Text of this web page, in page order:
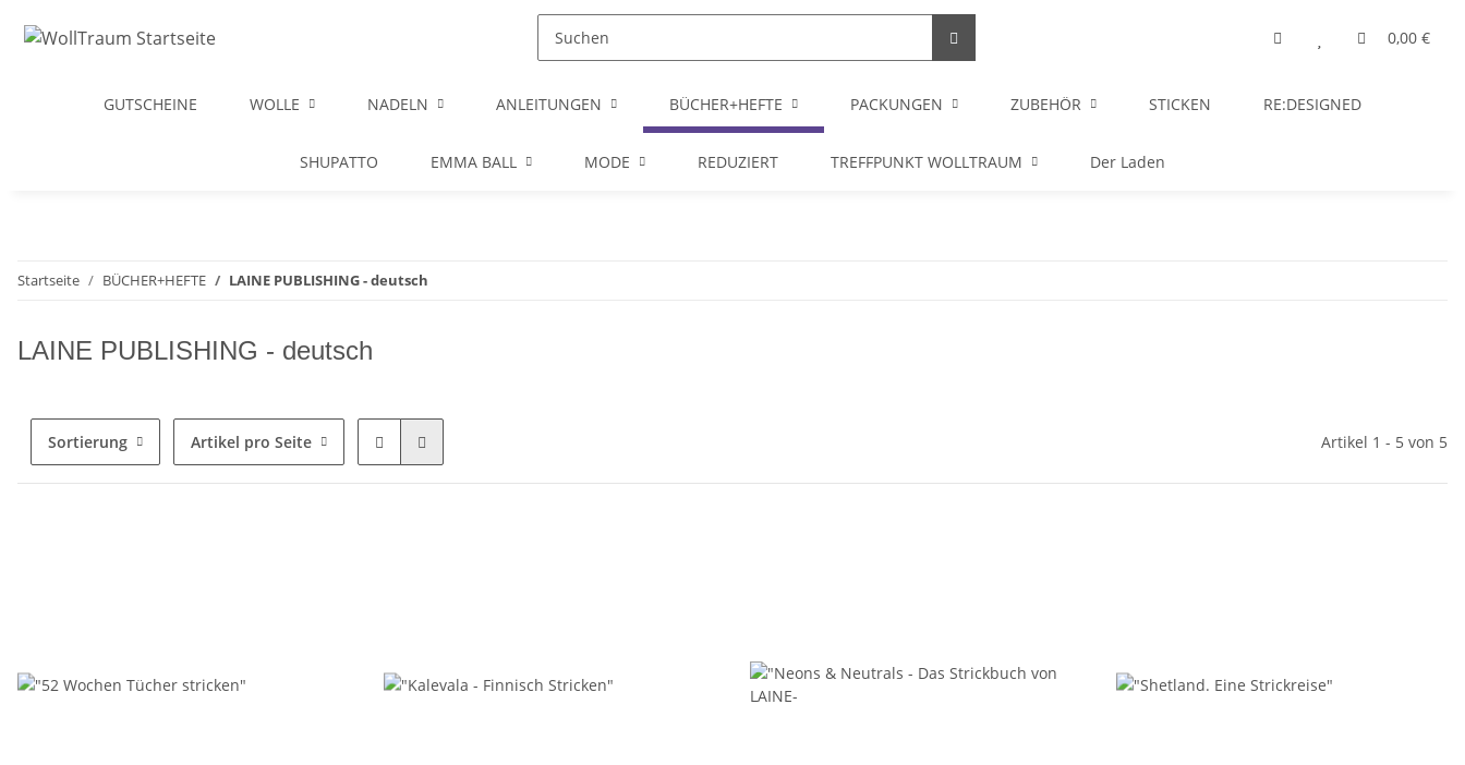
0,00 €
GUTSCHEINE WOLLE NADELN ANLEITUNGEN BÜCHER+HEFTE PACKUNGEN ZUBEHÖR STICKEN RE:DESIGNED
SHUPATTO EMMA BALL MODE REDUZIERT TREFFPUNKT WOLLTRAUM Der Laden
Startseite BÜCHER+HEFTE LAINE PUBLISHING - deutsch
LAINE PUBLISHING - deutsch
Sortierung Artikel pro Seite Artikel 1 - 5 von 5